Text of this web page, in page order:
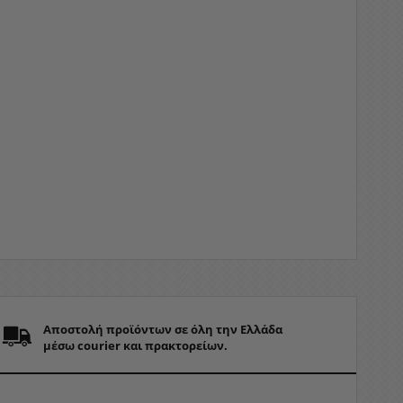
Αποστολή προϊόντων σε όλη την Ελλάδα
μέσω courier και πρακτορείων.